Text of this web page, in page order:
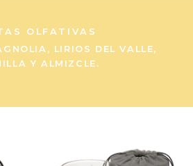
OLFATIVAS
LIRIOS DEL VALLE,
Y ALMIZCLE.